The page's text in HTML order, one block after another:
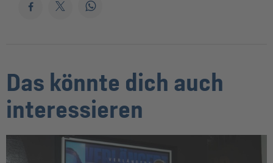
Das könnte dich auch
interessieren